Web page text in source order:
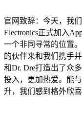
官网致辞：今天，我
Electronics正式加入
一个非同寻常的位置
的伙伴来和我们携手
和Dr. Dre打造出了众
投入，更加热爱。能
升，我们感到格外欣喜